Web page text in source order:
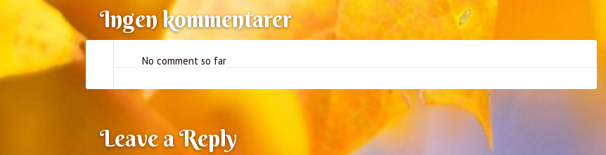
Ingen kommentarer
No comment so far
Leave a Reply